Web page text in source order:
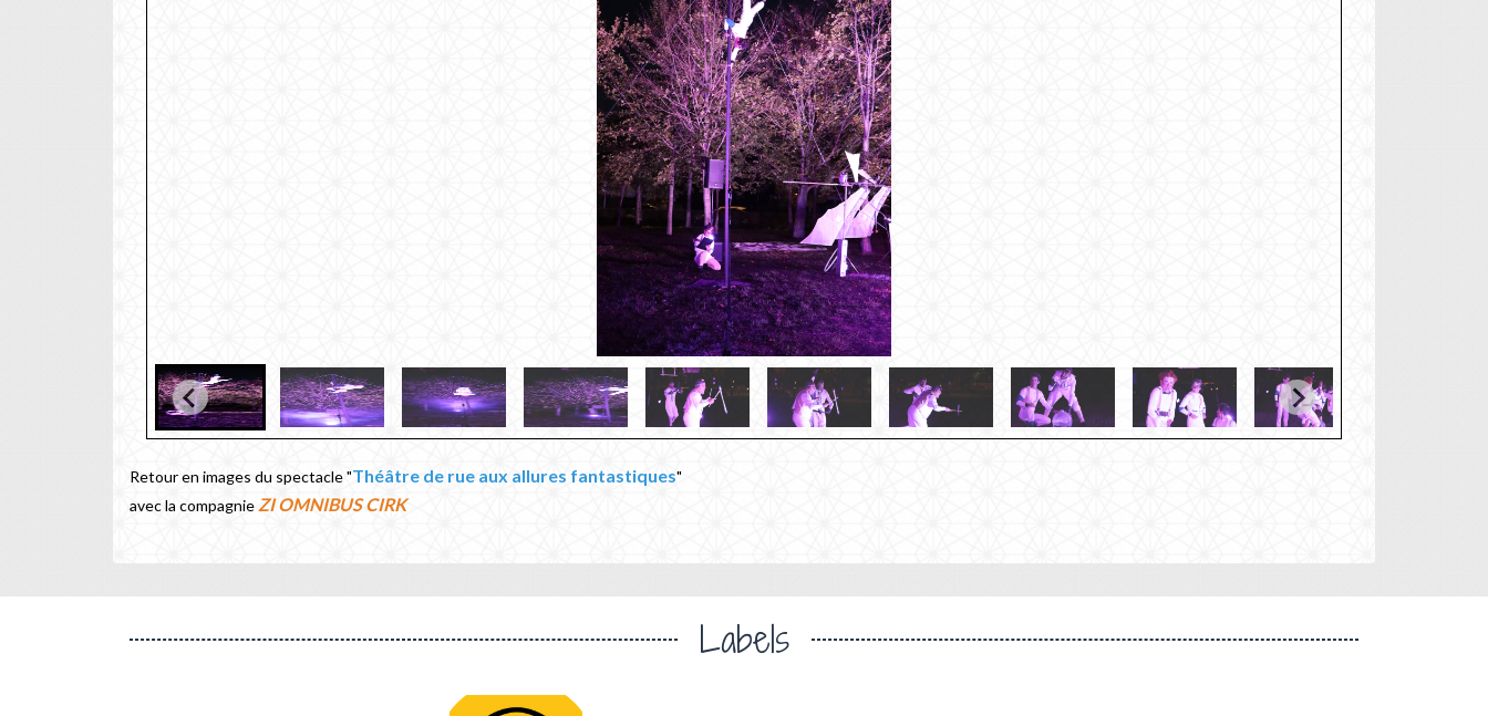
Retour en images du spectacle "Théâtre de rue aux allures fantastiques"
avec la compagnie ZI OMNIBUS CIRK
Labels